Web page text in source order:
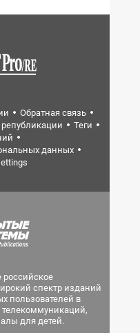
Обратная связь
Теги
данных
спектр изданий
пользователей в
телекоммуникаций,
для детей.